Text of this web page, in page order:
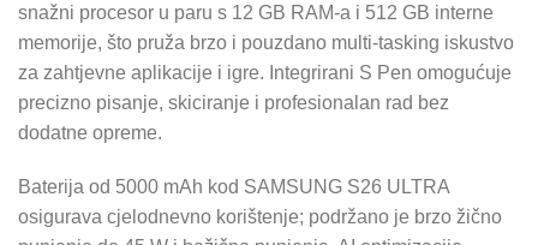
snažni procesor u paru s 12 GB RAM-a i 512 GB interne
memorije, što pruža brzo i pouzdano multi‑tasking iskustvo
za zahtjevne aplikacije i igre. Integrirani S Pen omogućuje
precizno pisanje, skiciranje i profesionalan rad bez
dodatne opreme.
Baterija od 5000 mAh kod SAMSUNG S26 ULTRA
osigurava cjelodnevno korištenje; podržano je brzo žično